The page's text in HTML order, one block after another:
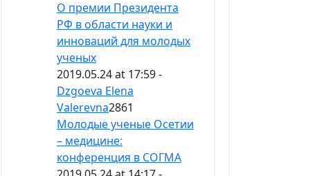
О премии Президента
РФ в области науки и
инноваций для молодых
ученых
2019.05.24 at 17:59 -
Dzgoeva Elena
Valerevna2861
Молодые ученые Осетии
– медицине:
конференция в СОГМА